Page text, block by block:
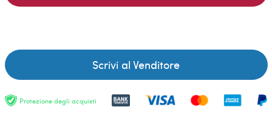
Scrivi al Venditore
Protezione degli acquisti